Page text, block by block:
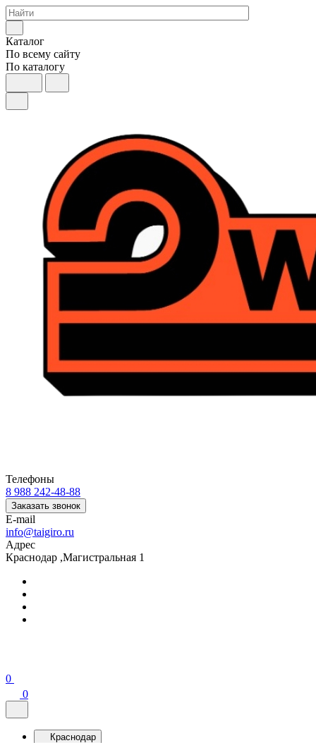
Каталог
По всему сайту
По каталогу
Телефоны
8 988 242-48-88
Заказать звонок
E-mail
info@taigiro.ru
Адрес
Краснодар ,Магистральная 1
0
0
Краснодар